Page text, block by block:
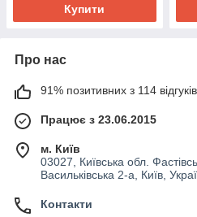
Купити
Про нас
91% позитивних з 114
Працює з 23.06.2015
м. Київ
03027, Київська обл.
Васильківська 2-а, Київ,
Контакти